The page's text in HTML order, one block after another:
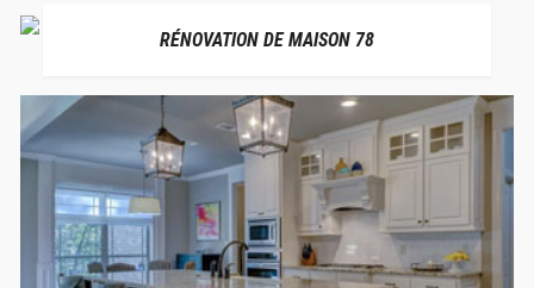
RÉNOVATION DE MAISON 78